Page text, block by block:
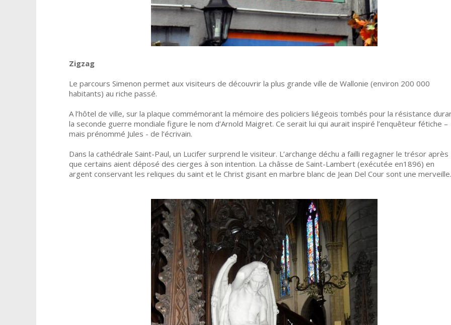
Zigzag
Le parcours Simenon permet aux visiteurs de découvrir la plus grande ville de Wallonie (environ 200 000
habitants) au riche passé.
A l’hôtel de ville, sur la plaque commémorant la mémoire des policiers liégeois tombés pour la résistance
la seconde guerre mondiale figure le nom d’Arnold Maigret. Ce serait lui qui aurait inspiré l’enquêteur fétiche –
mais prénommé Jules - de l’écrivain.
Dans la cathédrale Saint-Paul, un Lucifer surprend le visiteur. L’archange déchu a failli regagner le trésor après
que certains aient déposé des cierges à son intention. La châsse de Saint-Lambert (exécutée en1896) en
argent conservant les reliques du saint et le Christ gisant en marbre blanc de Jean Del Cour sont une merveille.